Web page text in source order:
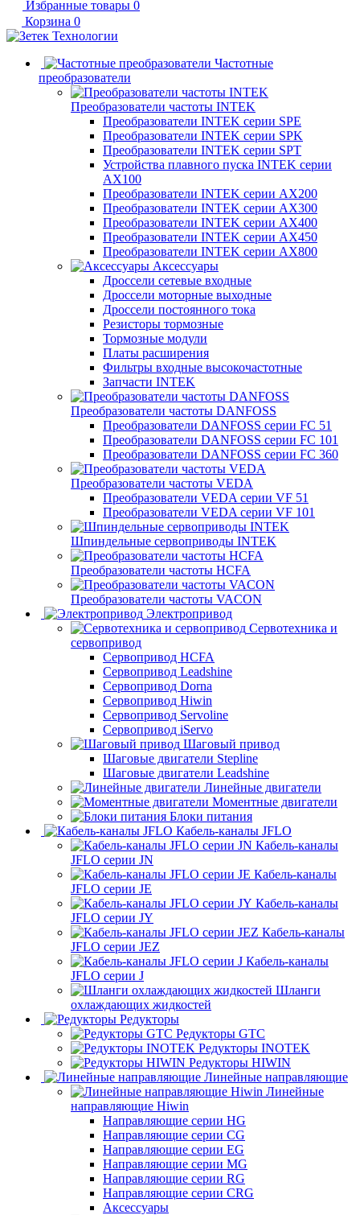
Избранные товары 0
Корзина 0
Частотные
преобразователи
Преобразователи частоты INTEK
Преобразователи INTEK серии SPE
Преобразователи INTEK серии SPK
Преобразователи INTEK серии SPT
Устройства плавного пуска INTEK серии
AX100
Преобразователи INTEK серии AX200
Преобразователи INTEK серии AX300
Преобразователи INTEK серии AX400
Преобразователи INTEK серии AX450
Преобразователи INTEK серии AX800
Аксессуары
Дроссели сетевые входные
Дроссели моторные выходные
Дроссели постоянного тока
Резисторы тормозные
Тормозные модули
Платы расширения
Фильтры входные высокочастотные
Запчасти INTEK
Преобразователи частоты DANFOSS
Преобразователи DANFOSS серии FC 51
Преобразователи DANFOSS серии FC 101
Преобразователи DANFOSS серии FC 360
Преобразователи частоты VEDA
Преобразователи VEDA серии VF 51
Преобразователи VEDA серии VF 101
Шпиндельные сервоприводы INTEK
Преобразователи частоты HCFA
Преобразователи частоты VACON
Электропривод
Сервотехника и
сервопривод
Сервопривод HCFA
Сервопривод Leadshine
Сервопривод Dorna
Сервопривод Hiwin
Сервопривод Servoline
Сервопривод iServo
Шаговый привод
Шаговые двигатели Stepline
Шаговые двигатели Leadshine
Линейные двигатели
Моментные двигатели
Блоки питания
Кабель-каналы JFLO
Кабель-каналы
JFLO серии JN
Кабель-каналы
JFLO серии JE
Кабель-каналы
JFLO серии JY
Кабель-каналы
JFLO серии JEZ
Кабель-каналы
JFLO серии J
Шланги
охлаждающих жидкостей
Редукторы
Редукторы GTC
Редукторы INOTEK
Редукторы HIWIN
Линейные направляющие
Линейные
направляющие Hiwin
Направляющие серии HG
Направляющие серии CG
Направляющие серии EG
Направляющие серии MG
Направляющие серии RG
Направляющие серии CRG
Аксессуары